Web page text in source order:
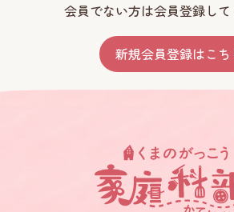
会員でない方は会員登録して
新規会員登録はこち